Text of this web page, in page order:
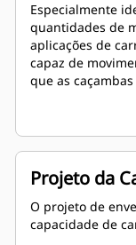
Especialmente
quantidades de
aplicações de
capaz de
que as
Projeto da
O projeto de
capacidade de